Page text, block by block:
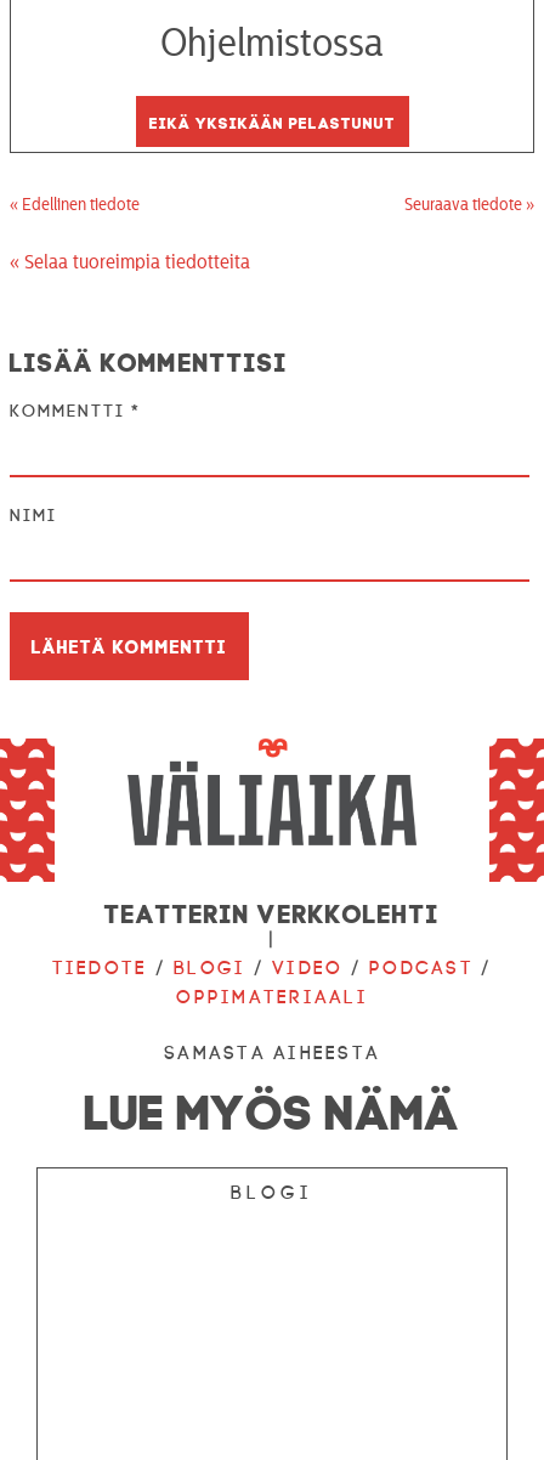
Ohjelmistossa
Eikä yksikään pelastunut
« Edellinen tiedote Seuraava tiedote »
« Selaa tuoreimpia tiedotteita
Lisää kommenttisi
Kommentti *
Nimi
Teatterin verkkolehti
Tiedote / Blogi /Video / Podcast /
Oppimateriaali
Samasta aiheesta
LUE MYÖS NÄMÄ
Blogi